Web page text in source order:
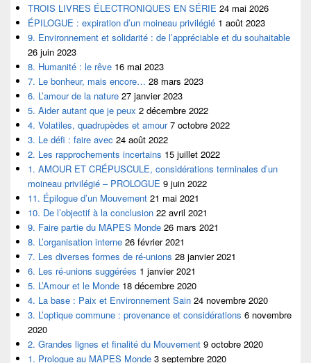
TROIS LIVRES ÉLECTRONIQUES EN SÉRIE 24 mai 2026
ÉPILOGUE : expiration d’un moineau privilégié 1 août 2023
9. Environnement et solidarité : de l’appréciable et du souhaitable
26 juin 2023
8. Humanité : le rêve 16 mai 2023
7. Le bonheur, mais encore… 28 mars 2023
6. L’amour de la nature 27 janvier 2023
5. Aider autant que je peux 2 décembre 2022
4. Volatiles, quadrupèdes et amour 7 octobre 2022
3. Le défi : faire avec 24 août 2022
2. Les rapprochements incertains 15 juillet 2022
1. AMOUR ET CRÉPUSCULE, considérations terminales d’un
moineau privilégié – PROLOGUE 9 juin 2022
11. Épilogue d’un Mouvement 21 mai 2021
10. De l’objectif à la conclusion 22 avril 2021
9. Faire partie du MAPES Monde 26 mars 2021
8. L’organisation interne 26 février 2021
7. Les diverses formes de ré-unions 28 janvier 2021
6. Les ré-unions suggérées 1 janvier 2021
5. L’Amour et le Monde 18 décembre 2020
4. La base : Paix et Environnement Sain 24 novembre 2020
3. L’optique commune : provenance et considérations 6 novembre
2020
2. Grandes lignes et finalité du Mouvement 9 octobre 2020
1. Prologue au MAPES Monde 3 septembre 2020